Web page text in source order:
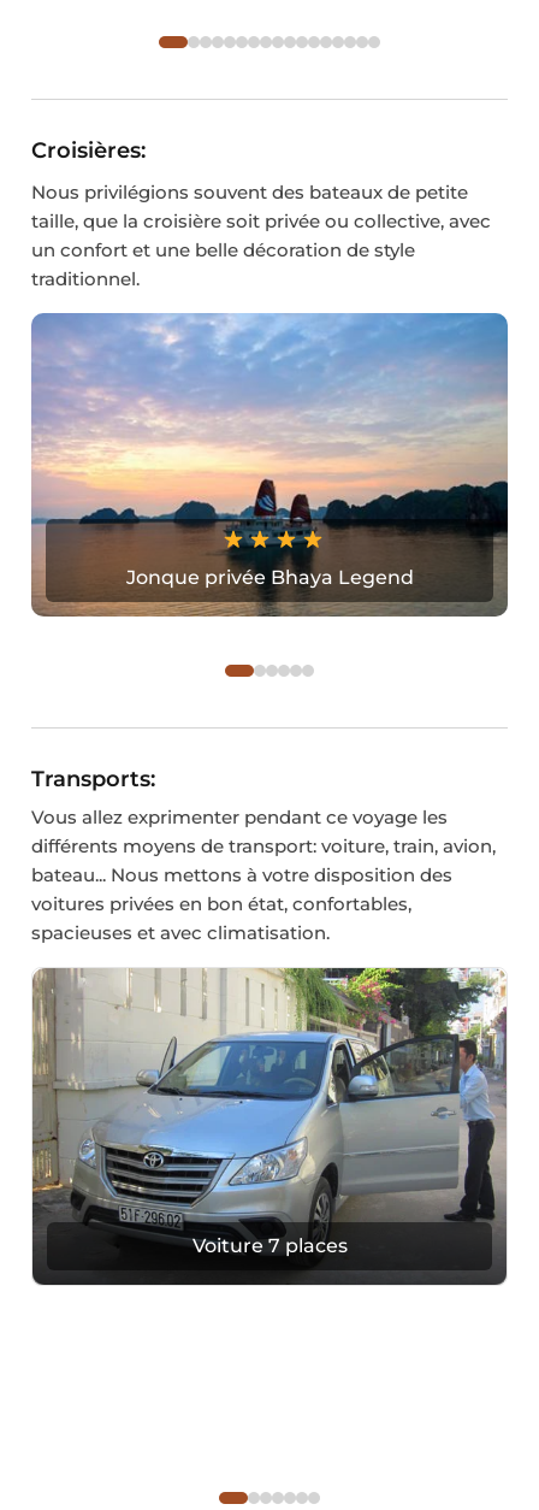
Croisières:
Nous privilégions souvent des bateaux de petite
taille, que la croisière soit privée ou collective, avec
un confort et une belle décoration de style
traditionnel.
Jonque privée Bhaya Legend
Transports:
Vous allez exprimenter pendant ce voyage les
différents moyens de transport: voiture, train, avion,
bateau... Nous mettons à votre disposition des
voitures privées en bon état, confortables,
spacieuses et avec climatisation.
Voiture 7 places